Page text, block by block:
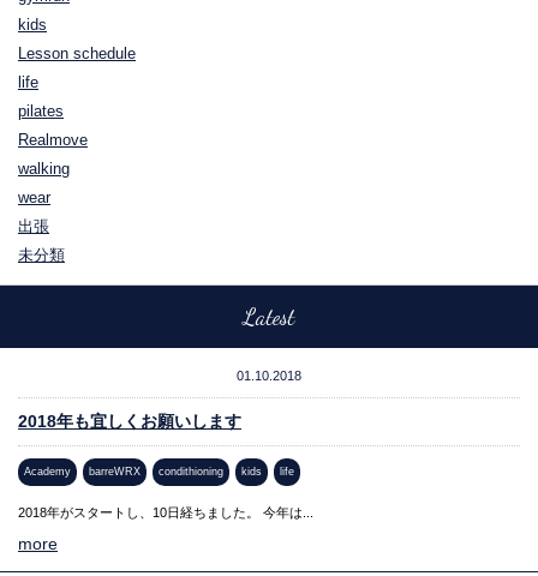
kids
Lesson schedule
life
pilates
Realmove
walking
wear
出張
未分類
Latest
01.10.2018
2018年も宜しくお願いします
Academy barreWRX condithioning kids life
2018年がスタートし、10日経ちました。 今年は...
more